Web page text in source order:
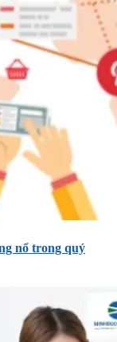
nổ trong quý